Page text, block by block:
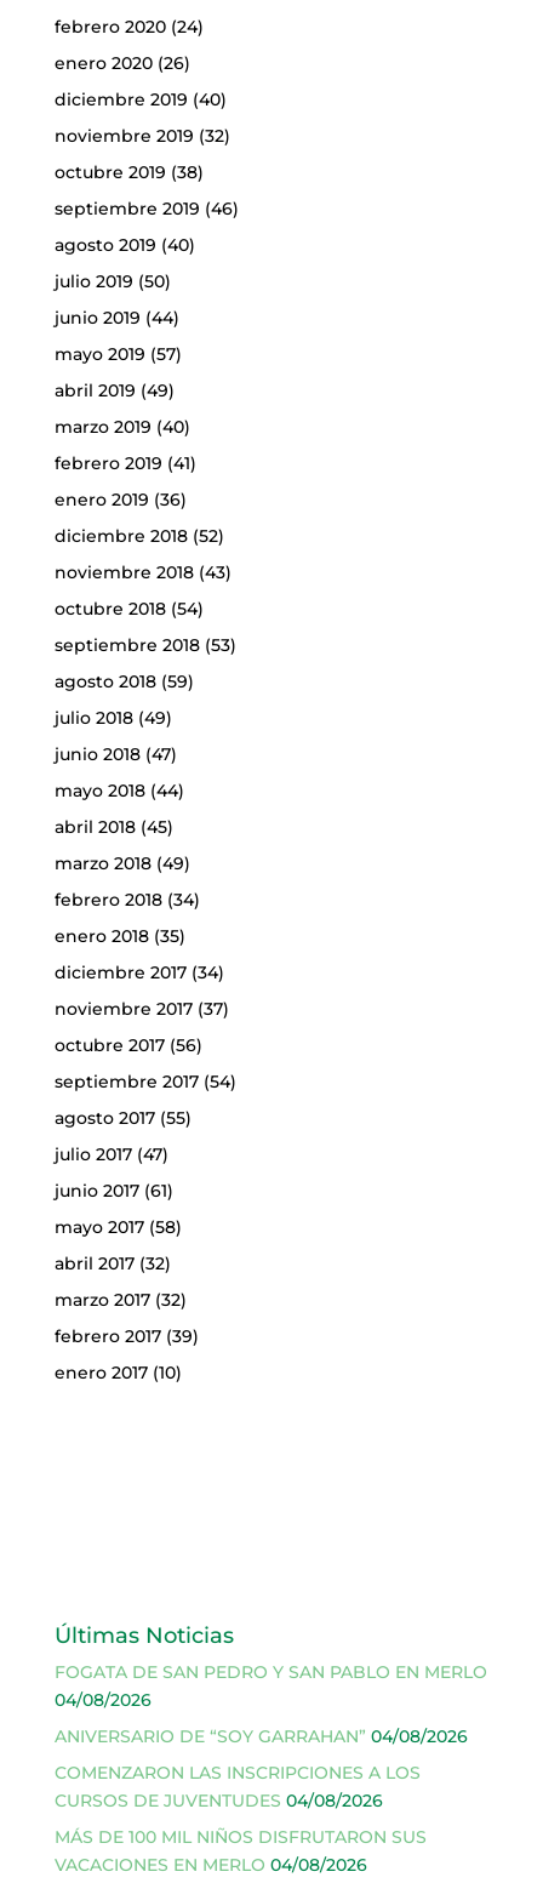
febrero 2020(24)
enero 2020(26)
diciembre 2019 (40)
noviembre 2019 (32)
octubre 2019 (38)
septiembre 2019 (46)
agosto 2019 (40)
julio 2019 (50)
junio 2019 (44)
mayo 2019 (57)
abril 2019 (49)
marzo 2019 (40)
febrero 2019 (41)
enero 2019 (36)
diciembre 2018(52)
noviembre 2018(43)
octubre 2018(54)
septiembre 2018(53)
agosto 2018(59)
julio 2018(49)
junio 2018(47)
mayo 2018(44)
abril 2018(45)
marzo 2018(49)
febrero 2018(34)
enero 2018(35)
diciembre 2017(34)
noviembre 2017(37)
octubre 2017(56)
septiembre 2017(54)
agosto 2017(55)
julio 2017(47)
junio 2017(61)
mayo 2017(58)
abril 2017(32)
marzo 2017(32)
febrero 2017(39)
enero 2017(10)
Últimas Noticias
FOGATA DE SAN PEDRO Y SAN PABLO EN MERLO
04/08/2026
ANIVERSARIO DE “SOY GARRAHAN” 04/08/2026
COMENZARON LAS INSCRIPCIONES A LOS
CURSOS DE JUVENTUDES 04/08/2026
MÁS DE 100 MIL NIÑOS DISFRUTARON SUS
VACACIONES EN MERLO 04/08/2026